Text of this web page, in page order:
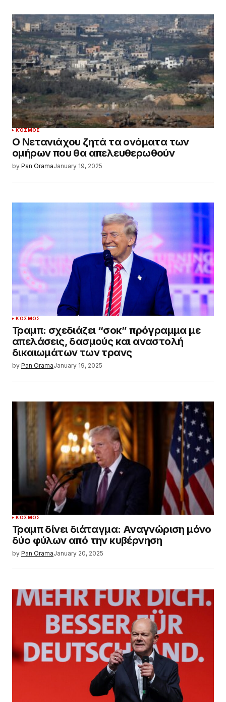
ΚΌΣΜΟΣ
Ο Νετανιάχου ζητά τα ονόματα των
ομήρων που θα απελευθερωθούν
by Pan OramaJanuary 19, 2025
ΚΌΣΜΟΣ
Τραμπ: σχεδιάζει “σοκ” πρόγραμμα με
απελάσεις, δασμούς και αναστολή
δικαιωμάτων των τρανς
by Pan OramaJanuary 19, 2025
ΚΌΣΜΟΣ
Τραμπ δίνει διάταγμα: Αναγνώριση μόνο
δύο φύλων από την κυβέρνηση
by Pan OramaJanuary 20, 2025